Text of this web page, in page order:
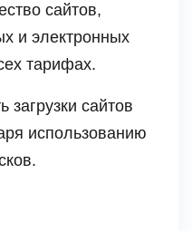
сайтов,
и электронных
тарифах.
загрузки сайтов
использованию